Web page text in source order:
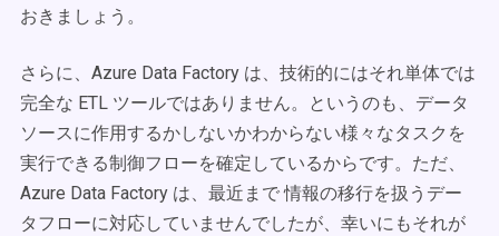
おきましょう。
さらに、Azure Data Factory は、技術的にはそれ単体では
完全な ETL ツールではありません。というのも、データ
ソースに作用するかしないかわからない様々なタスクを
実行できる制御フローを確定しているからです。ただ、
Azure Data Factory は、最近まで 情報の移行を扱うデー
タフローに対応していませんでしたが、幸いにもそれが